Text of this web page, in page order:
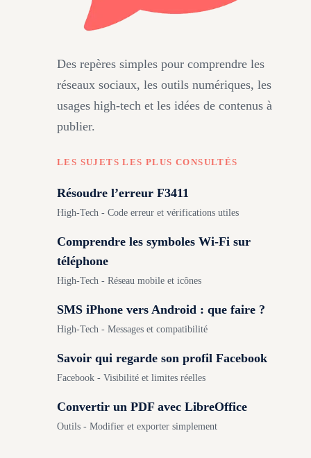
Des repères simples pour comprendre les
réseaux sociaux, les outils numériques, les
usages high-tech et les idées de contenus à
publier.
LES SUJETS LES PLUS CONSULTÉS
Résoudre l’erreur F3411
High-Tech - Code erreur et vérifications utiles
Comprendre les symboles Wi-Fi sur
téléphone
High-Tech - Réseau mobile et icônes
SMS iPhone vers Android : que faire ?
High-Tech - Messages et compatibilité
Savoir qui regarde son profil Facebook
Facebook - Visibilité et limites réelles
Convertir un PDF avec LibreOffice
Outils - Modifier et exporter simplement